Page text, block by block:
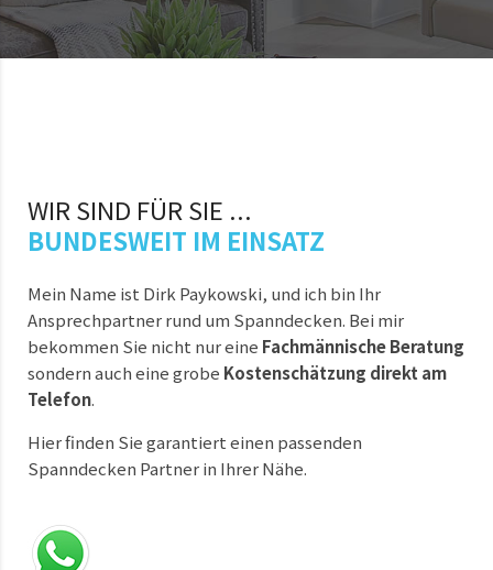
WIR SIND FÜR SIE ...
BUNDESWEIT IM EINSATZ
Mein Name ist Dirk Paykowski, und ich bin Ihr
Ansprechpartner rund um Spanndecken. Bei mir
bekommen Sie nicht nur eine Fachmännische Beratung
sondern auch eine grobe Kostenschätzung direkt am
Telefon.
Hier finden Sie garantiert einen passenden
Spanndecken Partner in Ihrer Nähe.